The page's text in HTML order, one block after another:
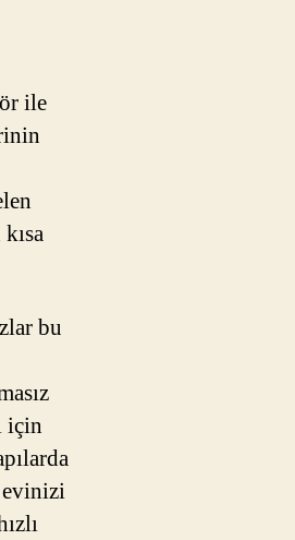
ile
bu
için
evinizi